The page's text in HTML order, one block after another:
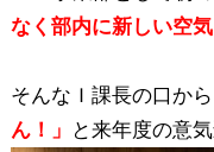
なく部内に新しい空
そんなＩ課長の口から
ん！」
と来年度の意